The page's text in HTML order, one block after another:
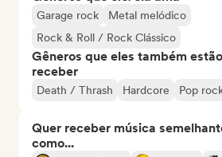
Garage rock
Metal melódico
Rock & Roll / Rock Clássico
Gêneros que eles também
receber
Death / Thrash Hardcore Pop
Quer receber música
como...